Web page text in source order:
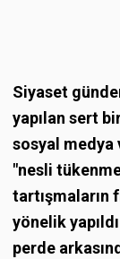
Siyaset
yapılan sert
sosyal medya
"nesli
tartışmaların
yönelik
perde